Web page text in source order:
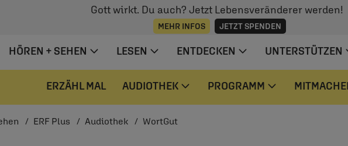
Gott wirkt. Du auch? Jetzt Lebensveränderer werden!
MEHR INFOS JETZT SPENDEN
HÖREN + SEHEN LESEN ENTDECKEN UNTERSTÜTZEN
ERZÄHL MAL AUDIOTHEK PROGRAMM
ERF Plus Audiothek WortGut